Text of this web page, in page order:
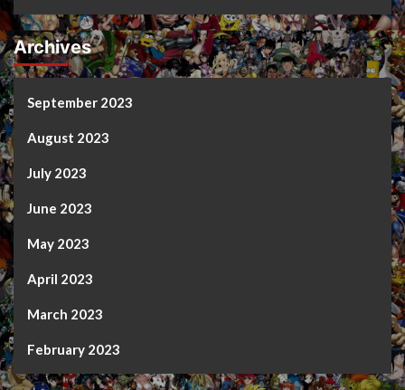
Archives
September 2023
August 2023
July 2023
June 2023
May 2023
April 2023
March 2023
February 2023